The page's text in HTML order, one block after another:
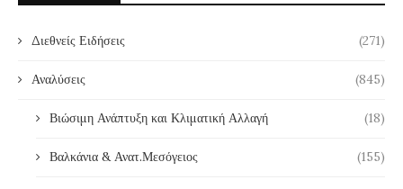
Διεθνείς Ειδήσεις (271)
Αναλύσεις (845)
Βιώσιμη Ανάπτυξη και Κλιματική Αλλαγή (18)
Βαλκάνια & Ανατ.Μεσόγειος (155)